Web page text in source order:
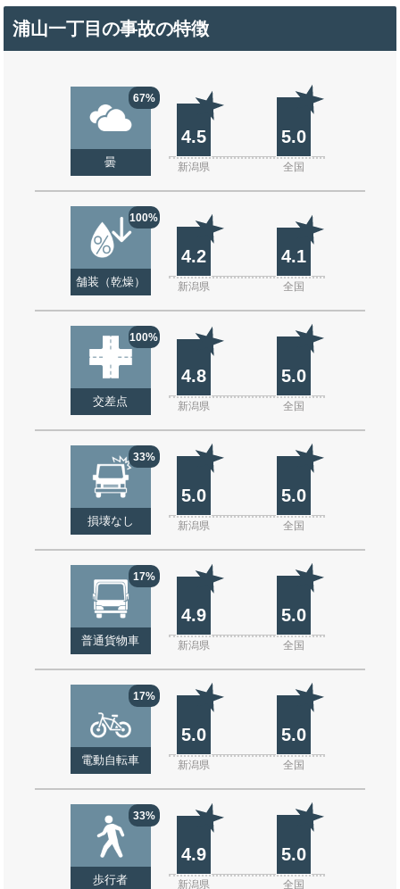
浦山一丁目の事故の特徴
67%
曇
4.5 5.0
新潟県 全国
100%
舗装（乾燥）
4.2 4.1
新潟県 全国
100%
交差点
4.8 5.0
新潟県 全国
33%
損壊なし
5.0 5.0
新潟県 全国
17%
普通貨物車
4.9 5.0
新潟県 全国
17%
電動自転車
5.0 5.0
新潟県 全国
33%
歩行者
4.9 5.0
新潟県 全国